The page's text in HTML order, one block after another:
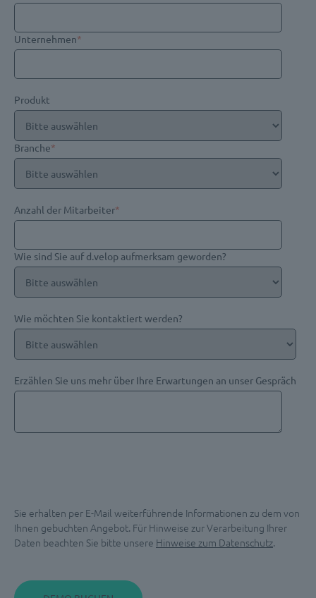
Unternehmen*
Produkt
Branche*
Anzahl der Mitarbeiter*
Wie sind Sie auf d.velop aufmerksam geworden?
Wie möchten Sie kontaktiert werden?
Erzählen Sie uns mehr über Ihre Erwartungen an unser Gespräch
Sie erhalten per E-Mail weiterführende Informationen zu dem von
Ihnen gebuchten Angebot. Für Hinweise zur Verarbeitung Ihrer
Daten beachten Sie bitte unsere Hinweise zum Datenschutz.